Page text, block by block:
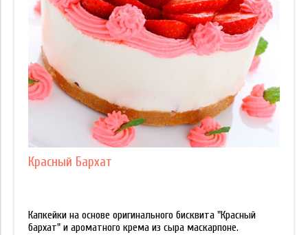
Красный Бархат
Капкейки на основе оригинального бисквита "Красный
бархат" и ароматного крема из сыра маскарпоне.